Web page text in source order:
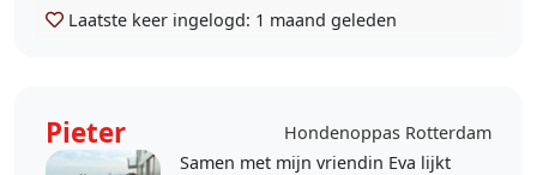
Laatste keer ingelogd: 1 maand geleden
Pieter
Hondenoppas Rotterdam
Samen met mijn vriendin Eva lijkt